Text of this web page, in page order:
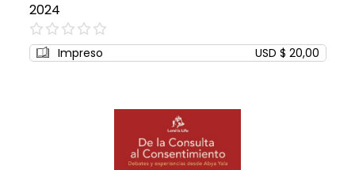
2024
0%
Impreso USD $ 20,00